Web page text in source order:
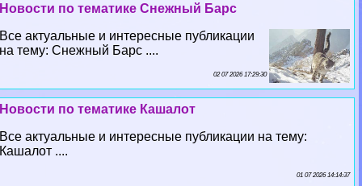
Новости по тематике Снежный Барс
Все актуальные и интересные публикации
на тему: Снежный Барс ....
02 07 2026 17:29:30
Новости по тематике Кашалот
Все актуальные и интересные публикации на тему:
Кашалот ....
01 07 2026 14:14:37